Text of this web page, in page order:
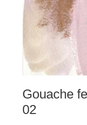
Gouache
02